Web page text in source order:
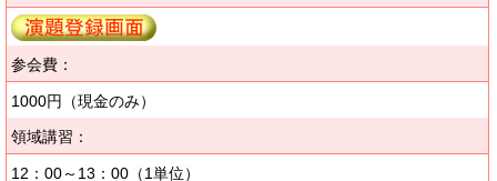
参会費：
1000円（現金のみ）
領域講習：
12：00～13：00（1単位）